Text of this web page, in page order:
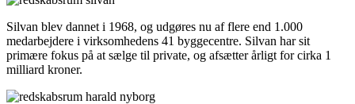
Silvan blev dannet i 1968, og udgøres nu af flere end 1.000
medarbejdere i virksomhedens 41 byggecentre. Silvan har sit
primære fokus på at sælge til private, og afsætter årligt for cirka 1
milliard kroner.